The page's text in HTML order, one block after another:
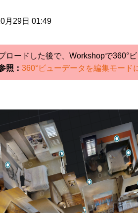
月29日 01:49
ロードした後で、Workshopで360°
照： 360°ビューデータを編集モード